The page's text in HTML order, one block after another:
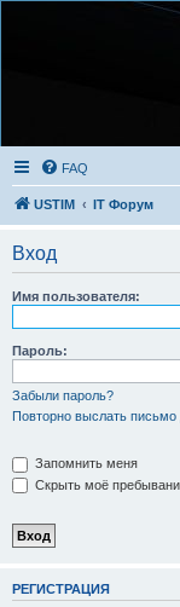
FAQ
USTIM IT Форум
Вход
Имя пользователя:
Пароль:
Забыли пароль?
Повторно выслать письмо
Запомнить меня
Скрыть моё
РЕГИСТРАЦИЯ